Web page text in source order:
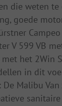
die weten
goede
V 599 VB
het 2Win
in dit
De Malibu